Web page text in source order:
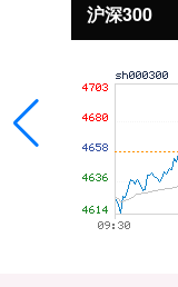
北证50